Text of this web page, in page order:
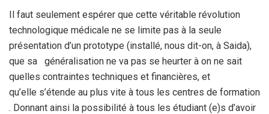
Il faut seulement espérer que cette véritable révolution
technologique médicale ne se limite pas à la seule
présentation d’un prototype (installé, nous dit-on, à Saida),
que sa généralisation ne va pas se heurter à on ne sait
quelles contraintes techniques et financières, et
qu’elle s’étende au plus vite à tous les centres de formation
. Donnant ainsi la possibilité à tous les étudiant (e)s d’avoir